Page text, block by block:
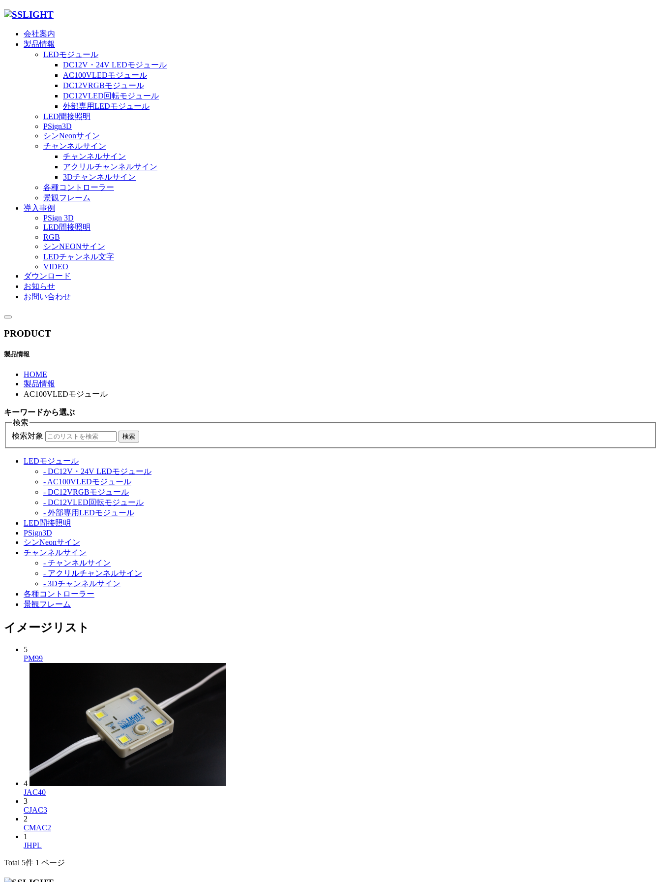
会社案内
製品情報
LEDモジュール
DC12V・24V LEDモジュール
AC100VLEDモジュール
DC12VRGBモジュール
DC12VLED回転モジュール
外部専用LEDモジュール
LED間接照明
PSign3D
シンNeonサイン
チャンネルサイン
チャンネルサイン
アクリルチャンネルサイン
3Dチャンネルサイン
各種コントローラー
景観フレーム
導入事例
PSign 3D
LED間接照明
RGB
シンNEONサイン
LEDチャンネル文字
VIDEO
ダウンロード
お知らせ
お問い合わせ
PRODUCT
製品情報
HOME
製品情報
AC100VLEDモジュール
キーワードから選ぶ
検索
検索対象
検索
LEDモジュール
- DC12V・24V LEDモジュール
- AC100VLEDモジュール
- DC12VRGBモジュール
- DC12VLED回転モジュール
- 外部専用LEDモジュール
LED間接照明
PSign3D
シンNeonサイン
チャンネルサイン
- チャンネルサイン
- アクリルチャンネルサイン
- 3Dチャンネルサイン
各種コントローラー
景観フレーム
イメージリスト
5
PM99
4
JAC40
3
CJAC3
2
CMAC2
1
JHPL
Total 5件 1 ページ